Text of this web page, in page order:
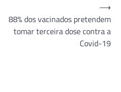
88% dos vacinados pretendem
tomar terceira dose contra a
Covid-19
⟶